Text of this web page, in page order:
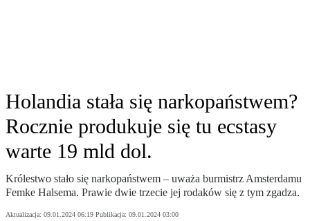
Holandia stała się narkopaństwem?
Rocznie produkuje się tu ecstasy
warte 19 mld dol.
Królestwo stało się narkopaństwem – uważa burmistrz Amsterdamu
Femke Halsema. Prawie dwie trzecie jej rodaków się z tym zgadza.
Aktualizacja: 09.01.2024 06:19 Publikacja: 09.01.2024 03:00